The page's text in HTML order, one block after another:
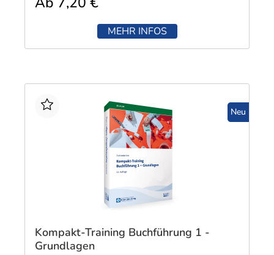
MEHR INFOS
Neu
Kompakt-Training Buchführung 1 -
Grundlagen